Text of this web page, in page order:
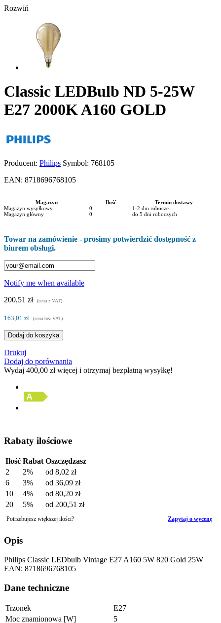
Rozwiń
Classic LEDBulb ND 5-25W
E27 2000K A160 GOLD
Producent: Philips Symbol: 768105
EAN: 8718696768105
Magazyn Ilość
Termin dostawy
Magazyn wysyłkowy
0
1-2 dni robocze
Magazyn główny
0 do 5 dni roboczych
Towar na zamówienie - prosimy potwierdzić dostępność z
biurem obsługi.
Notify me when available
200,51 zł
(cena z VAT)
163,01 zł (cena bez VAT)
Dodaj do koszyka
Drukuj
Dodaj do porównania
Wydaj 400,00 złwięcej i otrzymaj bezpłatną wysyłkę!
Rabaty ilościowe
Ilość Rabat Oszczędzasz
2
2% od 8,02 zł
6
3% od 36,09 zł
10
4% od 80,20 zł
20
5% od 200,51 zł
Potrzebujesz większej ilości? Zapytaj o wycenę
Opis
Philips Classic LEDbulb Vintage E27 A160 5W 820 Gold 25W
EAN: 8718696768105
Dane techniczne
Trzonek
E27
Moc znamionowa [W]
5